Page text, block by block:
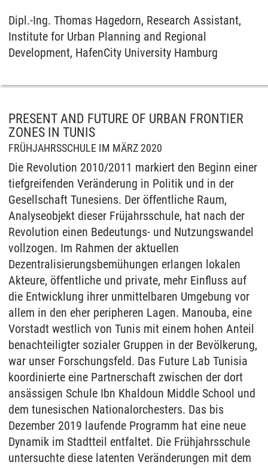
Dipl.-Ing. Thomas Hagedorn, Research Assistant,
Institute for Urban Planning and Regional
Development, HafenCity University Hamburg
PRESENT AND FUTURE OF URBAN FRONTIER
ZONES IN TUNIS
FRÜHJAHRSSCHULE IM MÄRZ 2020
Die Revolution 2010/2011 markiert den Beginn einer
tiefgreifenden Veränderung in Politik und in der
Gesellschaft Tunesiens. Der öffentliche Raum,
Analyseobjekt dieser Früjahrsschule, hat nach der
Revolution einen Bedeutungs- und Nutzungswandel
vollzogen. Im Rahmen der aktuellen
Dezentralisierungsbemühungen erlangen lokalen
Akteure, öffentliche und private, mehr Einfluss auf
die Entwicklung ihrer unmittelbaren Umgebung vor
allem in den eher peripheren Lagen. Manouba, eine
Vorstadt westlich von Tunis mit einem hohen Anteil
benachteiligter sozialer Gruppen in der Bevölkerung,
war unser Forschungsfeld. Das Future Lab Tunisia
koordinierte eine Partnerschaft zwischen der dort
ansässigen Schule Ibn Khaldoun Middle School und
dem tunesischen Nationalorchesters. Das bis
Dezember 2019 laufende Programm hat eine neue
Dynamik im Stadtteil entfaltet. Die Frühjahrsschule
untersuchte diese latenten Veränderungen mit dem